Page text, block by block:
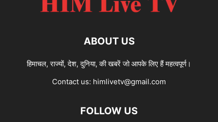
ABOUT US
हिमाचल, राज्यों, देश, दुनिया, की खबरें जो आपके लिए हैं महत्वपूर्ण।
Contact us: himlivetv@gmail.com
FOLLOW US